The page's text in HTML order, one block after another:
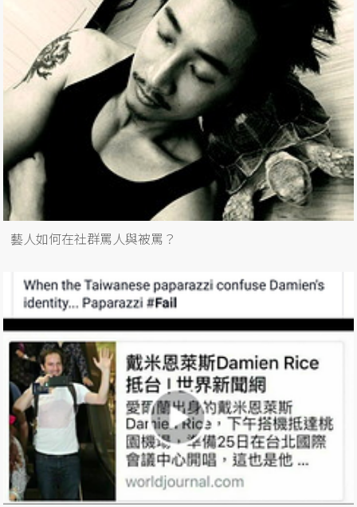
藝人如何在社群罵人與被罵？